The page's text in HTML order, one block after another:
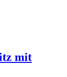
mit